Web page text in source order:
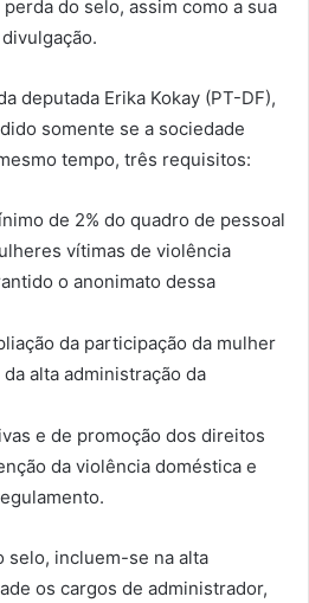
do selo, assim como a sua
deputada Erika Kokay (PT-DF),
somente se a sociedade
tempo, três requisitos:
de 2% do quadro de pessoal
vítimas de violência
o anonimato dessa
da participação da mulher
alta administração da
e de promoção dos direitos
da violência doméstica e
selo, incluem-se na alta
os cargos de administrador,